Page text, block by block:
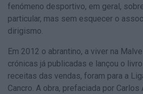
fenómeno desportivo, em geral,
particular, mas sem esquecer o
dirigismo.
Em 2012 o abrantino, a viver na
crónicas já publicadas e lançou o
receitas das vendas, foram para a
Cancro. A obra, prefaciada por